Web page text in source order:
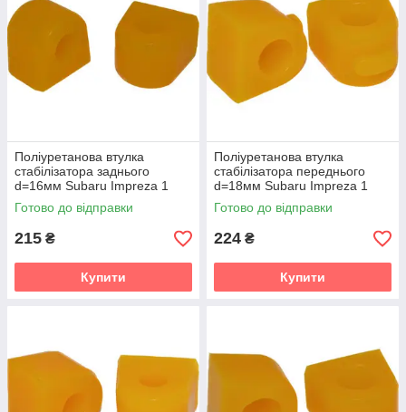
Поліуретанова втулка
стабілізатора заднього
d=16мм Subaru Impreza 1
gen. (GF) Універсал (1992-
2000) v19
Готово до відправки
215 ₴
Купити
Поліуретанова втулка
стабілізатора переднього
d=18мм Subaru Impreza 1
gen. (GF) Універсал (1992-
2000) v19
Готово до відправки
224 ₴
Купити